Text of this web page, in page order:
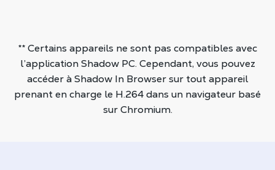
** Certains appareils ne sont pas compatibles avec
l’application Shadow PC. Cependant, vous pouvez
accéder à Shadow In Browser sur tout appareil
prenant en charge le H.264 dans un navigateur basé
sur Chromium.